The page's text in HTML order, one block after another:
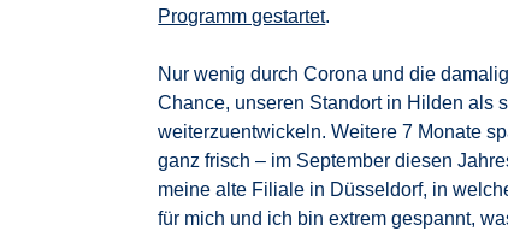
Programm gestartet.
Nur wenig durch Corona und die
Chance, unseren Standort in Hilden als
weiterzuentwickeln. Weitere 7 Monate
ganz frisch – im September diesen
meine alte Filiale in Düsseldorf, in
für mich und ich bin extrem gespannt,